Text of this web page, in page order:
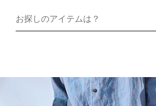
お探しのアイテムは？